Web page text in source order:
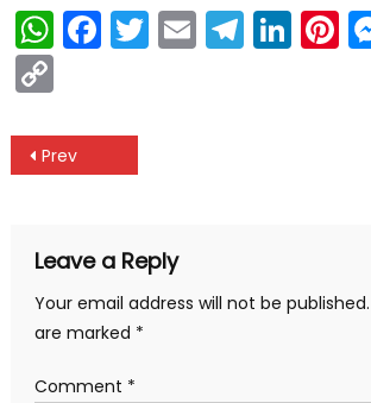
WhatsApp
Facebook
Twitter
Email
Copy
Post
Prev
Leave a Reply
Your email address will not be published.
are marked *
Comment *